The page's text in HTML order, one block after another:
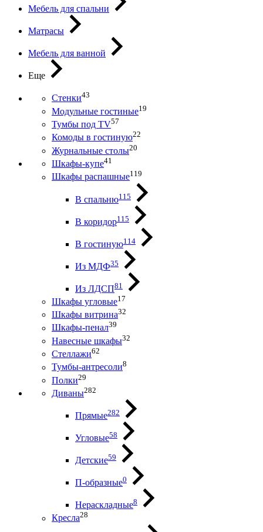
Мебель для спальни
Матрасы
Мебель для ванной
Еще
Стенки43
Модульные гостиные19
Тумбы под ТV57
Комоды в гостиную22
Журнальные столы20
Шкафы-купе41
Шкафы распашные119
В спальню115
В коридор115
В гостиную114
Из МДФ35
Из ЛДСП81
Шкафы угловые17
Шкафы витрина32
Шкафы-пенал39
Навесные шкафы32
Стеллажи62
Тумбы-антресоли8
Полки29
Диваны282
Прямые282
Угловые58
Детские59
П-образные0
Нераскладные8
Кресла28